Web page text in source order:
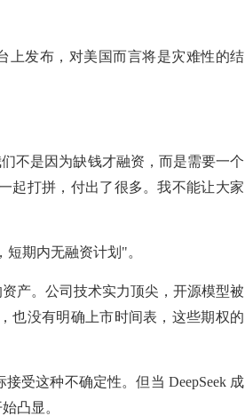
上发布，对美国而言将是灾难性的结
不是因为缺钱才融资，而是需要一个
起打拼，付出了很多。我不能让大家
期内无融资计划"。
产。公司技术实力顶尖，开源模型被
也没有明确上市时间表，这些期权的
受这种不确定性。但当 DeepSeek 成
凸显。